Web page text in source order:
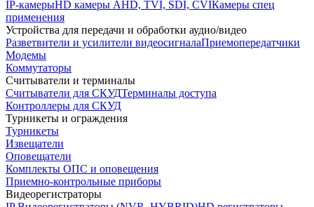
IP-камерыHD камеры AHD, TVI, SDI, CVIКамеры спец
применения
Устройства для передачи и обработки аудио/видео
Разветвители и усилители видеосигналаПриемопередатчики
Модемы
Коммутаторы
Считыватели и терминалы
Считыватели для СКУДТерминалы доступа
Контроллеры для СКУД
Турникеты и ограждения
Турникеты
Извещатели
Оповещатели
Комплекты ОПС и оповещения
Приемно-контрольные приборы
Видеорегистраторы